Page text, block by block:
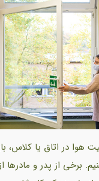
هوا در اتاق یا کلاس،
برخی از پدر و مادرها